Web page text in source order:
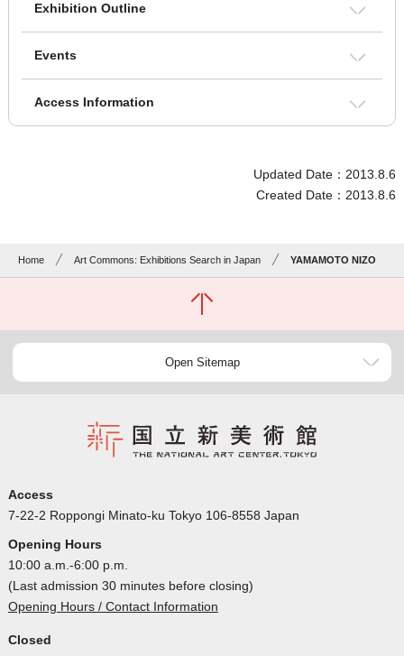
Exhibition Outline
Events
Access Information
Updated Date：2013.8.6
Created Date：2013.8.6
Home Art Commons: Exhibitions Search in Japan YAMAMOTO NIZO
Open Sitemap
Access
7-22-2 Roppongi Minato-ku Tokyo 106-8558 Japan
Opening Hours
10:00 a.m.-6:00 p.m.
(Last admission 30 minutes before closing)
Opening Hours / Contact Information
Closed